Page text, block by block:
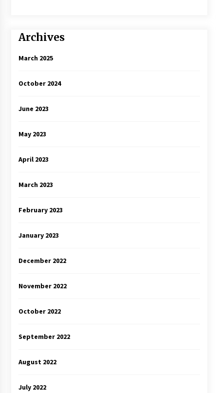
Archives
March 2025
October 2024
June 2023
May 2023
April 2023
March 2023
February 2023
January 2023
December 2022
November 2022
October 2022
September 2022
August 2022
July 2022